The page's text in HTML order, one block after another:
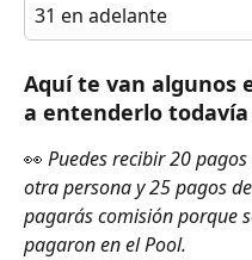
31 en adelante
Aquí te van algunos
a entenderlo
👀 Puedes recibir 20
otra persona y 25 pagos
pagarás comisión porque
pagaron en el Pool.